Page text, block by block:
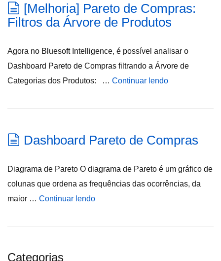
[Melhoria] Pareto de Compras:
Filtros da Árvore de Produtos
Agora no Bluesoft Intelligence, é possível analisar o
Dashboard Pareto de Compras filtrando a Árvore de
Categorias dos Produtos: … Continuar lendo
Dashboard Pareto de Compras
Diagrama de Pareto O diagrama de Pareto é um gráfico de
colunas que ordena as frequências das ocorrências, da
maior … Continuar lendo
Categorias